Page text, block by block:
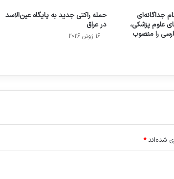
جداگانه‌ای
علوم پزشکی،
را منصوب
حمله راکتی جدید به پایگاه عین‌الاسد
در عراق
16 ژوئن 2026
شده‌اند*